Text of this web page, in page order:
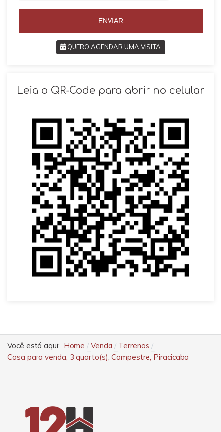
5
ENVIAR
QUERO AGENDAR UMA VISITA
Leia o QR-Code para abrir no celular
Você está aqui: Home Venda
Terrenos
Casa para venda, 3 quarto(s), Campestre, Piracicaba